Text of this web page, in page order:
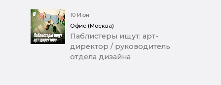
10 Июн
Офис (Москва)
Паблистеры ищут: арт-
директор / руководитель
отдела дизайна